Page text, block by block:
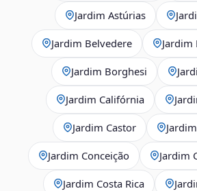
Jardim Astúrias
Jardim Belvedere Jardim
Jardim Borghesi
Jardim Califórnia
Jardim Castor
Jardim Conceição Jardim
Jardim Costa Rica